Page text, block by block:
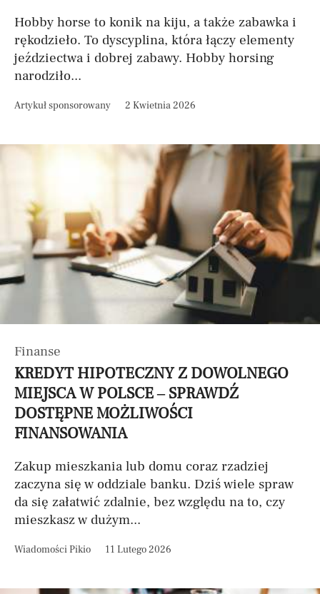
Hobby horse to konik na kiju, a także zabawka i
rękodzieło. To dyscyplina, która łączy elementy
jeździectwa i dobrej zabawy. Hobby horsing
narodziło...
Artykuł sponsorowany 2 Kwietnia 2026
Finanse
KREDYT HIPOTECZNY Z DOWOLNEGO
MIEJSCA W POLSCE – SPRAWDŹ
DOSTĘPNE MOŻLIWOŚCI
FINANSOWANIA
Zakup mieszkania lub domu coraz rzadziej
zaczyna się w oddziale banku. Dziś wiele spraw
da się załatwić zdalnie, bez względu na to, czy
mieszkasz w dużym...
Wiadomości Pikio 11 Lutego 2026